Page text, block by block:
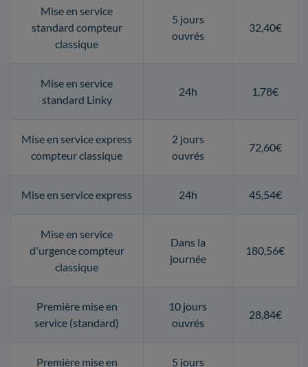
Mise en service
standard compteur
classique
5 jours
ouvrés
32,40€
Mise en service
standard Linky
24h 1,78€
Mise en service express
compteur classique
2 jours
ouvrés
72,60€
Mise en service express 24h 45,54€
Mise en service
d'urgence compteur
classique
Dans la
journée
180,56€
Première mise en
service (standard)
10 jours
ouvrés
28,84€
Première mise en
5 jours